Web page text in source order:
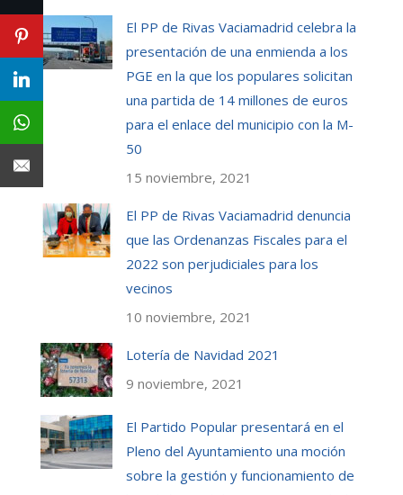
El PP de Rivas Vaciamadrid celebra la
presentación de una enmienda a los
PGE en la que los populares solicitan
una partida de 14 millones de euros
para el enlace del municipio con la M-
50
15 noviembre, 2021
El PP de Rivas Vaciamadrid denuncia
que las Ordenanzas Fiscales para el
2022 son perjudiciales para los
vecinos
10 noviembre, 2021
Lotería de Navidad 2021
9 noviembre, 2021
El Partido Popular presentará en el
Pleno del Ayuntamiento una moción
sobre la gestión y funcionamiento de